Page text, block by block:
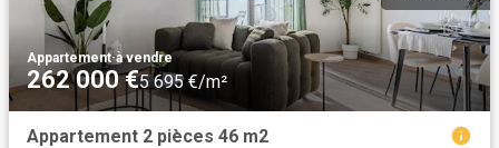
Appartement·à vendre
262 000 €5 695 €/m²
Appartement 2 pièces 46 m2